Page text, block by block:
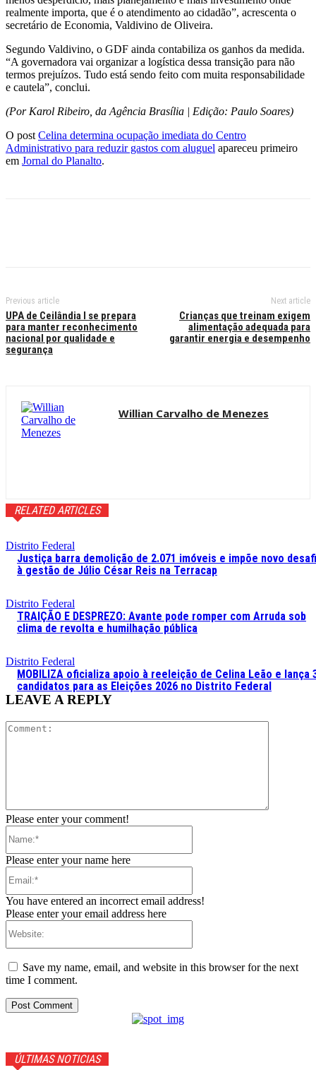
realmente importa, que é o atendimento ao cidadão”, acrescenta o
secretário de Economia, Valdivino de Oliveira.
Segundo Valdivino, o GDF ainda contabiliza os ganhos da medida.
“A governadora vai organizar a logística dessa transição para não
termos prejuízos. Tudo está sendo feito com muita responsabilidade
e cautela”, conclui.
(Por Karol Ribeiro, da Agência Brasília | Edição: Paulo Soares)
O post Celina determina ocupação imediata do Centro
Administrativo para reduzir gastos com aluguel apareceu primeiro
em Jornal do Planalto.
Previous article
UPA de Ceilândia I se prepara
para manter reconhecimento
nacional por qualidade e
segurança
Next article
Crianças que treinam exigem
alimentação adequada para
garantir energia e desempenho
Willian Carvalho de Menezes
RELATED ARTICLES
Distrito Federal
Justiça barra demolição de 2.071 imóveis e impõe novo
à gestão de Júlio César Reis na Terracap
Distrito Federal
TRAIÇÃO E DESPREZO: Avante pode romper com Arruda sob
clima de revolta e humilhação pública
Distrito Federal
MOBILIZA oficializa apoio à reeleição de Celina Leão e lança
candidatos para as Eleições 2026 no Distrito Federal
LEAVE A REPLY
Please enter your comment!
Please enter your name here
You have entered an incorrect email address!
Please enter your email address here
Save my name, email, and website in this browser for the next
time I comment.
ÚLTIMAS NOTICIAS